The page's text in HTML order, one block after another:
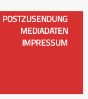
POSTZUSENDUNG
MEDIADATEN
IMPRESSUM